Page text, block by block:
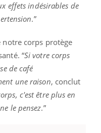
effets indésirables de
.”
notre corps protège
“Si votre corps
de café
une raison, conclut
c'est être plus en
le pensez.”